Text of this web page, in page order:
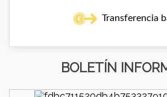
Transferencia
BOLETÍN